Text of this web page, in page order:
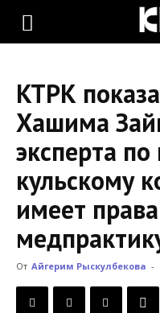
KLOOP.KG
Новости
Кыргызстана
КТРК
Хашима
эксперта
кульскому
имеет
От Айгерим Рыскулбекова -